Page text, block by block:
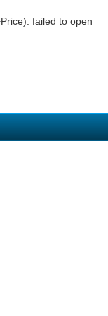
failed to open